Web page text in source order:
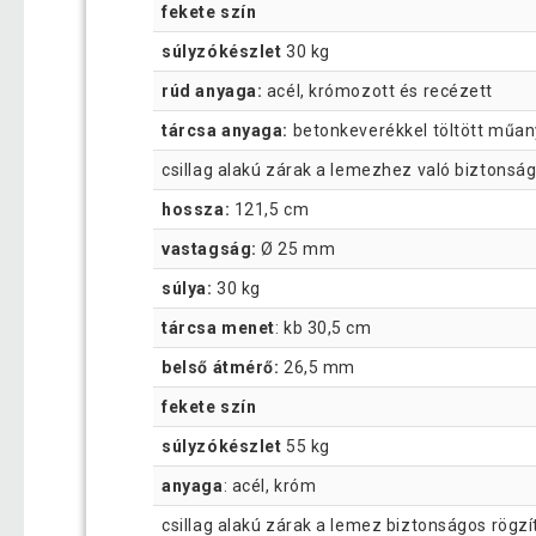
fekete szín
súlyzókészlet 30 kg
rúd anyaga: acél, krómozott és recézett
tárcsa anyaga: betonkeverékkel töltött
csillag alakú zárak a lemezhez való
hossza: 121,5 cm
vastagság: Ø 25 mm
súlya: 30 kg
tárcsa menet: kb 30,5 cm
belső átmérő: 26,5 mm
fekete szín
súlyzókészlet 55 kg
anyaga: acél, króm
csillag alakú zárak a lemez biztonságos